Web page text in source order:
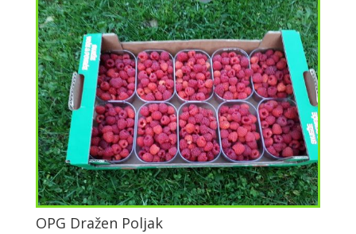
OPG Dražen Poljak